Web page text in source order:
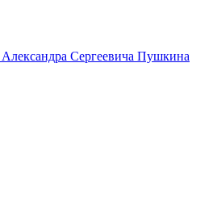
Сергеевича Пушкина